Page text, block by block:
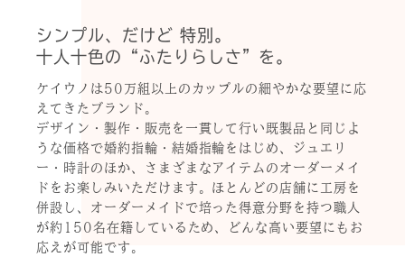
シンプル、だけど 特別。
十人十色の“ふたりらしさ”を。
ケイウノは50万組以上のカップルの細やかな要望に応
えてきたブランド。
デザイン・製作・販売を一貫して行い既製品と同じよ
うな価格で婚約指輪・結婚指輪をはじめ、ジュエリ
ー・時計のほか、さまざまなアイテムのオーダーメイ
ドをお楽しみいただけます。ほとんどの店舗に工房を
併設し、オーダーメイドで培った得意分野を持つ職人
が約150名在籍しているため、どんな高い要望にもお
応えが可能です。